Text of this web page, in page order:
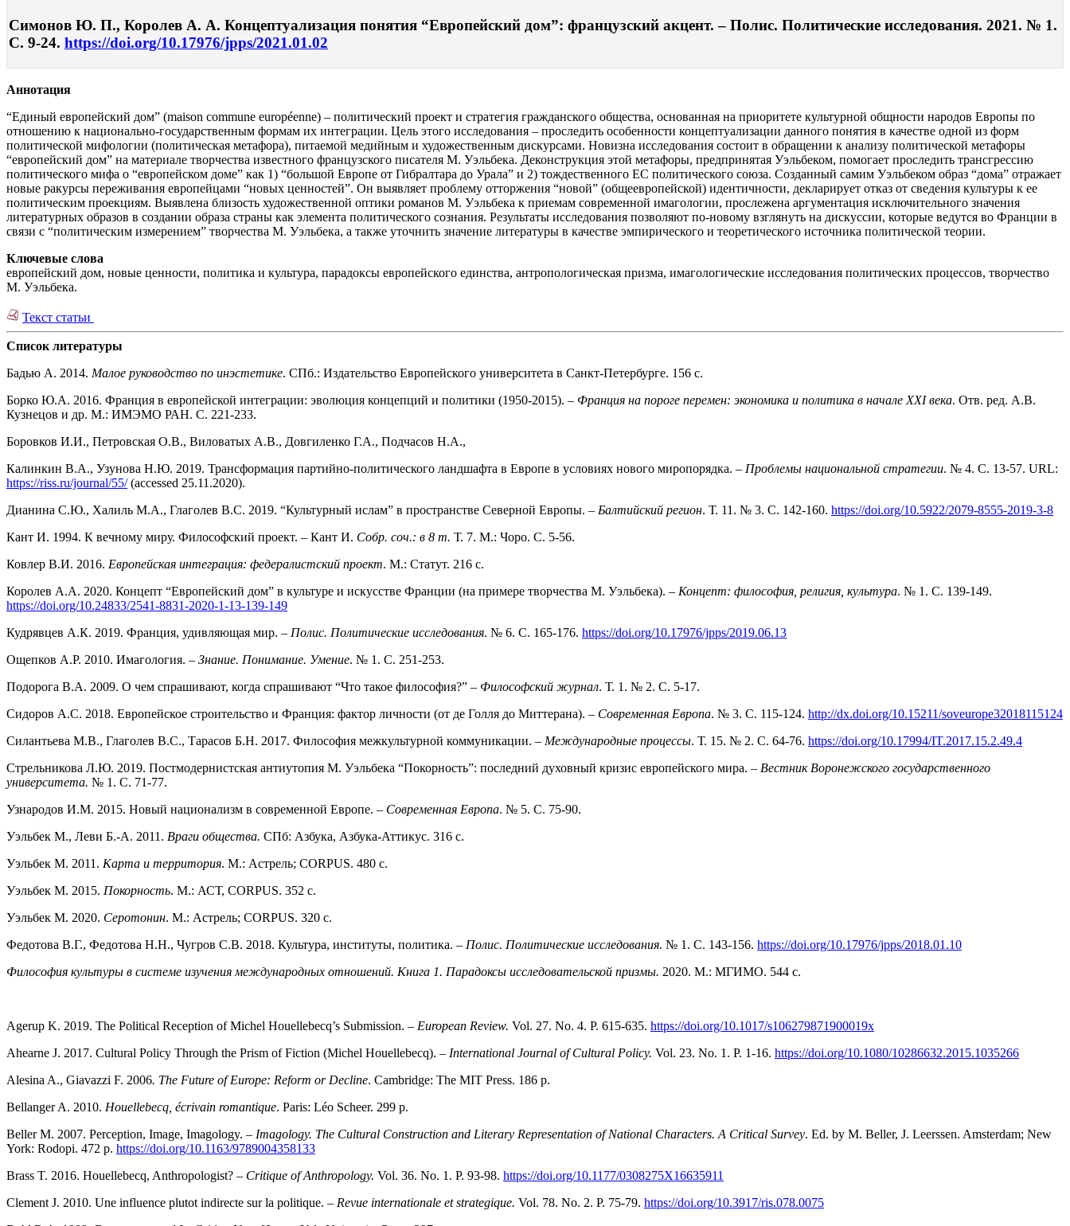
Симонов Ю. П., Королев А. А. Концептуализация понятия “Европейский дом”: французский акцент. – Полис. Политические исследования. 2021. № 1.
С. 9-24. https://doi.org/10.17976/jpps/2021.01.02
Аннотация
“Единый европейский дом” (maison commune européenne) – политический проект и стратегия гражданского общества, основанная на приоритете культурной общности народов Европы по
отношению к национально-государственным формам их интеграции. Цель этого исследования – проследить особенности концептуализации данного понятия в качестве одной из форм
политической мифологии (политическая метафора), питаемой медийным и художественным дискурсами. Новизна исследования состоит в обращении к анализу политической метафоры
“европейский дом” на материале творчества известного французского писателя М. Уэльбека. Деконструкция этой метафоры, предпринятая Уэльбеком, помогает проследить трансгрессию
политического мифа о “европейском доме” как 1) “большой Европе от Гибралтара до Урала” и 2) тождественного ЕС политического союза. Созданный самим Уэльбеком образ “дома” отражает
новые ракурсы переживания европейцами “новых ценностей”. Он выявляет проблему отторжения “новой” (общеевропейской) идентичности, декларирует отказ от сведения культуры к ее
политическим проекциям. Выявлена близость художественной оптики романов М. Уэльбека к приемам современной имагологии, прослежена аргументация исключительного значения
литературных образов в создании образа страны как элемента политического сознания. Результаты исследования позволяют по-новому взглянуть на дискуссии, которые ведутся во Франции в
связи с “политическим измерением” творчества М. Уэльбека, а также уточнить значение литературы в качестве эмпирического и теоретического источника политической теории.
Ключевые слова
европейский дом, новые ценности, политика и культура, парадоксы европейского единства, антропологическая призма, имагологические исследования политических процессов, творчество
М. Уэльбека.
Текст статьи
Список литературы
Бадью А. 2014. Малое руководство по инэстетике. СПб.: Издательство Европейского университета в Санкт-Петербурге. 156 с.
Борко Ю.А. 2016. Франция в европейской интеграции: эволюция концепций и политики (1950-2015). – Франция на пороге перемен: экономика и политика в начале ХХI века. Отв. ред. А.В.
Кузнецов и др. М.: ИМЭМО РАН. С. 221-233.
Боровков И.И., Петровская О.В., Виловатых А.В., Довгиленко Г.А., Подчасов Н.А.,
Калинкин В.А., Узунова Н.Ю. 2019. Трансформация партийно-политического ландшафта в Европе в условиях нового миропорядка. – Проблемы национальной стратегии. № 4. С. 13-57. URL:
https://riss.ru/journal/55/(accessed 25.11.2020).
Дианина С.Ю., Халиль М.А., Глаголев В.С. 2019. “Культурный ислам” в пространстве Северной Европы. – Балтийский регион. Т. 11. № 3. С. 142-160. https://doi.org/10.5922/2079-8555-2019-3-8
Кант И. 1994. К вечному миру. Философский проект. – Кант И. Собр. соч.: в 8 т. Т. 7. М.: Чоро. С. 5-56.
Ковлер В.И. 2016. Европейская интеграция: федералистский проект. М.: Статут. 216 с.
Королев А.А. 2020. Концепт “Европейский дом” в культуре и искусстве Франции (на примере творчества М. Уэльбека). – Концепт: философия, религия, культура. № 1. С. 139-149.
https://doi.org/10.24833/2541-8831-2020-1-13-139-149
Кудрявцев А.К. 2019. Франция, удивляющая мир. – Полис. Политические исследования. № 6. С. 165-176. https://doi.org/10.17976/jpps/2019.06.13
Ощепков А.Р. 2010. Имагология. – Знание. Понимание. Умение. № 1. С. 251-253.
Подорога В.А. 2009. О чем спрашивают, когда спрашивают “Что такое философия?” – Философский журнал. Т. 1. № 2. С. 5-17.
Сидоров А.С. 2018. Европейское строительство и Франция: фактор личности (от де Голля до Миттерана). – Современная Европа. № 3. С. 115-124. http://dx.doi.org/10.15211/soveurope32018115124
Силантьева М.В., Глаголев В.С., Тарасов Б.Н. 2017. Философия межкультурной коммуникации. – Международные процессы. Т. 15. № 2. С. 64-76. https://doi.org/10.17994/IT.2017.15.2.49.4
Стрельникова Л.Ю. 2019. Постмодернистская антиутопия М. Уэльбека “Покорность”: последний духовный кризис европейского мира. – Вестник Воронежского государственного
университета. № 1. С. 71-77.
Узнародов И.М. 2015. Новый национализм в современной Европе. – Современная Европа. № 5. С. 75-90.
Уэльбек М., Леви Б.-А. 2011. Враги общества. СПб: Азбука, Азбука-Аттикус. 316 с.
Уэльбек М. 2011. Карта и территория. М.: Астрель; CORPUS. 480 с.
Уэльбек М. 2015. Покорность. М.: АСТ, CORPUS. 352 с.
Уэльбек М. 2020. Серотонин. М.: Астрель; CORPUS. 320 с.
Федотова В.Г., Федотова Н.Н., Чугров С.В. 2018. Культура, институты, политика. – Полис. Политические исследования. № 1. С. 143-156. https://doi.org/10.17976/jpps/2018.01.10
Философия культуры в системе изучения международных отношений. Книга 1. Парадоксы исследовательской призмы. 2020. М.: МГИМО. 544 с.
Agerup K. 2019. The Political Reception of Michel Houellebecq’s Submission. – European Review. Vol. 27. No. 4. Р. 615-635. https://doi.org/10.1017/s106279871900019x
Ahearne J. 2017. Cultural Policy Through the Prism of Fiction (Michel Houellebecq). – International Journal of Cultural Policy. Vol. 23. No. 1. Р. 1-16. https://doi.org/10.1080/10286632.2015.1035266
Alesina A., Giavazzi F. 2006. The Future of Europe: Reform or Decline. Cambridge: The MIT Press. 186 p.
Bellanger A. 2010. Houellebecq, écrivain romantique. Paris: Léo Scheer. 299 p.
Beller M. 2007. Perception, Image, Imagology. – Imagology. The Cultural Construction and Literary Representation of National Characters. A Critical Survey. Ed. by M. Beller, J. Leerssen. Amsterdam; New
York: Rodopi. 472 р. https://doi.org/10.1163/9789004358133
Brass T. 2016. Houellebecq, Anthropologist? – Critique of Anthropology. Vol. 36. No. 1. Р. 93-98. https://doi.org/10.1177/0308275X16635911
Clement J. 2010. Une influence plutot indirecte sur la politique. – Revue internationale et strategique. Vol. 78. No. 2. P. 75-79. https://doi.org/10.3917/ris.078.0075